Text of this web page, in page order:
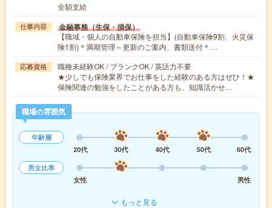
全額支給
仕事内容 金融事務（生保・損保）
【職域・個人の自動車保険を担当】(自動車保険9割、火災保
険1割)＊満期管理～更新のご案内、書類送付＊…
応募資格
職種未経験OK / ブランクOK / 英語力不要
★少しでも保険業界でお仕事をした経験のある方はぜひ！★
保険関連の勉強をしたことがある方も、知識活かせ…
職場の雰囲気
年齢層
20代
30代 40代 50代
60代
男女比率
女性
男性
もっと見る